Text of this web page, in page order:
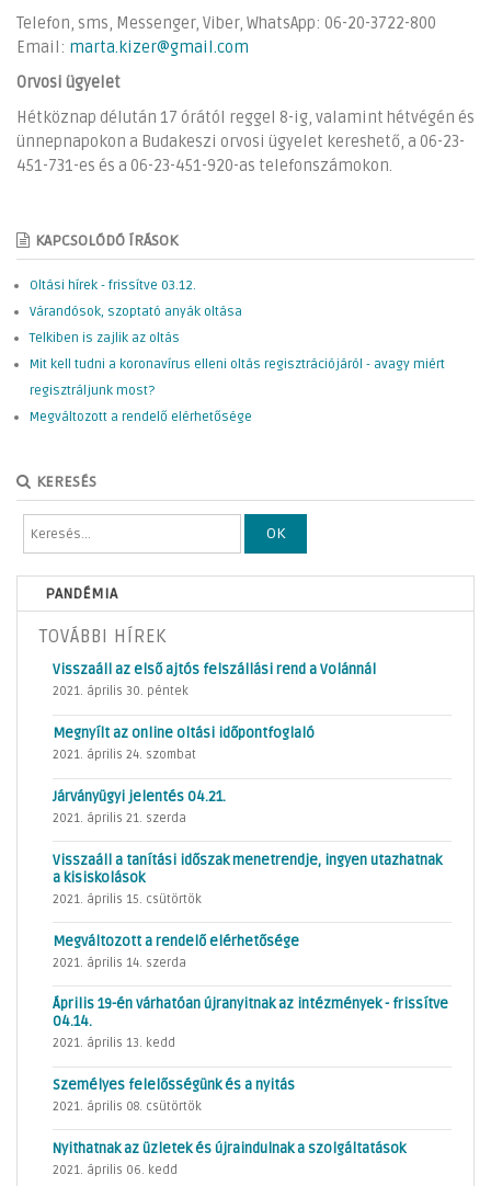
Telefon, sms, Messenger, Viber, WhatsApp: 06-20-3722-800
Email: marta.kizer@gmail.com
Orvosi ügyelet
Hétköznap délután 17 órától reggel 8-ig, valamint hétvégén és
ünnepnapokon a Budakeszi orvosi ügyelet kereshető, a 06-23-
451-731-es és a 06-23-451-920-as telefonszámokon.
KAPCSOLÓDÓ ÍRÁSOK
Oltási hírek - frissítve 03.12.
Várandósok, szoptató anyák oltása
Telkiben is zajlik az oltás
Mit kell tudni a koronavírus elleni oltás regisztrációjáról - avagy miért
regisztráljunk most?
Megváltozott a rendelő elérhetősége
KERESÉS
OK
PANDÉMIA
TOVÁBBI HÍREK
Visszaáll az első ajtós felszállási rend a Volánnál
2021. április 30. péntek
Megnyílt az online oltási időpontfoglaló
2021. április 24. szombat
Járványügyi jelentés 04.21.
2021. április 21. szerda
Visszaáll a tanítási időszak menetrendje, ingyen utazhatnak
a kisiskolások
2021. április 15. csütörtök
Megváltozott a rendelő elérhetősége
2021. április 14. szerda
Április 19-én várhatóan újranyitnak az intézmények - frissítve
04.14.
2021. április 13. kedd
Személyes felelősségünk és a nyitás
2021. április 08. csütörtök
Nyithatnak az üzletek és újraindulnak a szolgáltatások
2021. április 06. kedd